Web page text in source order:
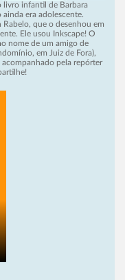
livro infantil de Barbara
era adolescente.
que o desenhou em
Ele usou Inkscape! O
nome de um amigo de
em Juiz de Fora),
pela repórter